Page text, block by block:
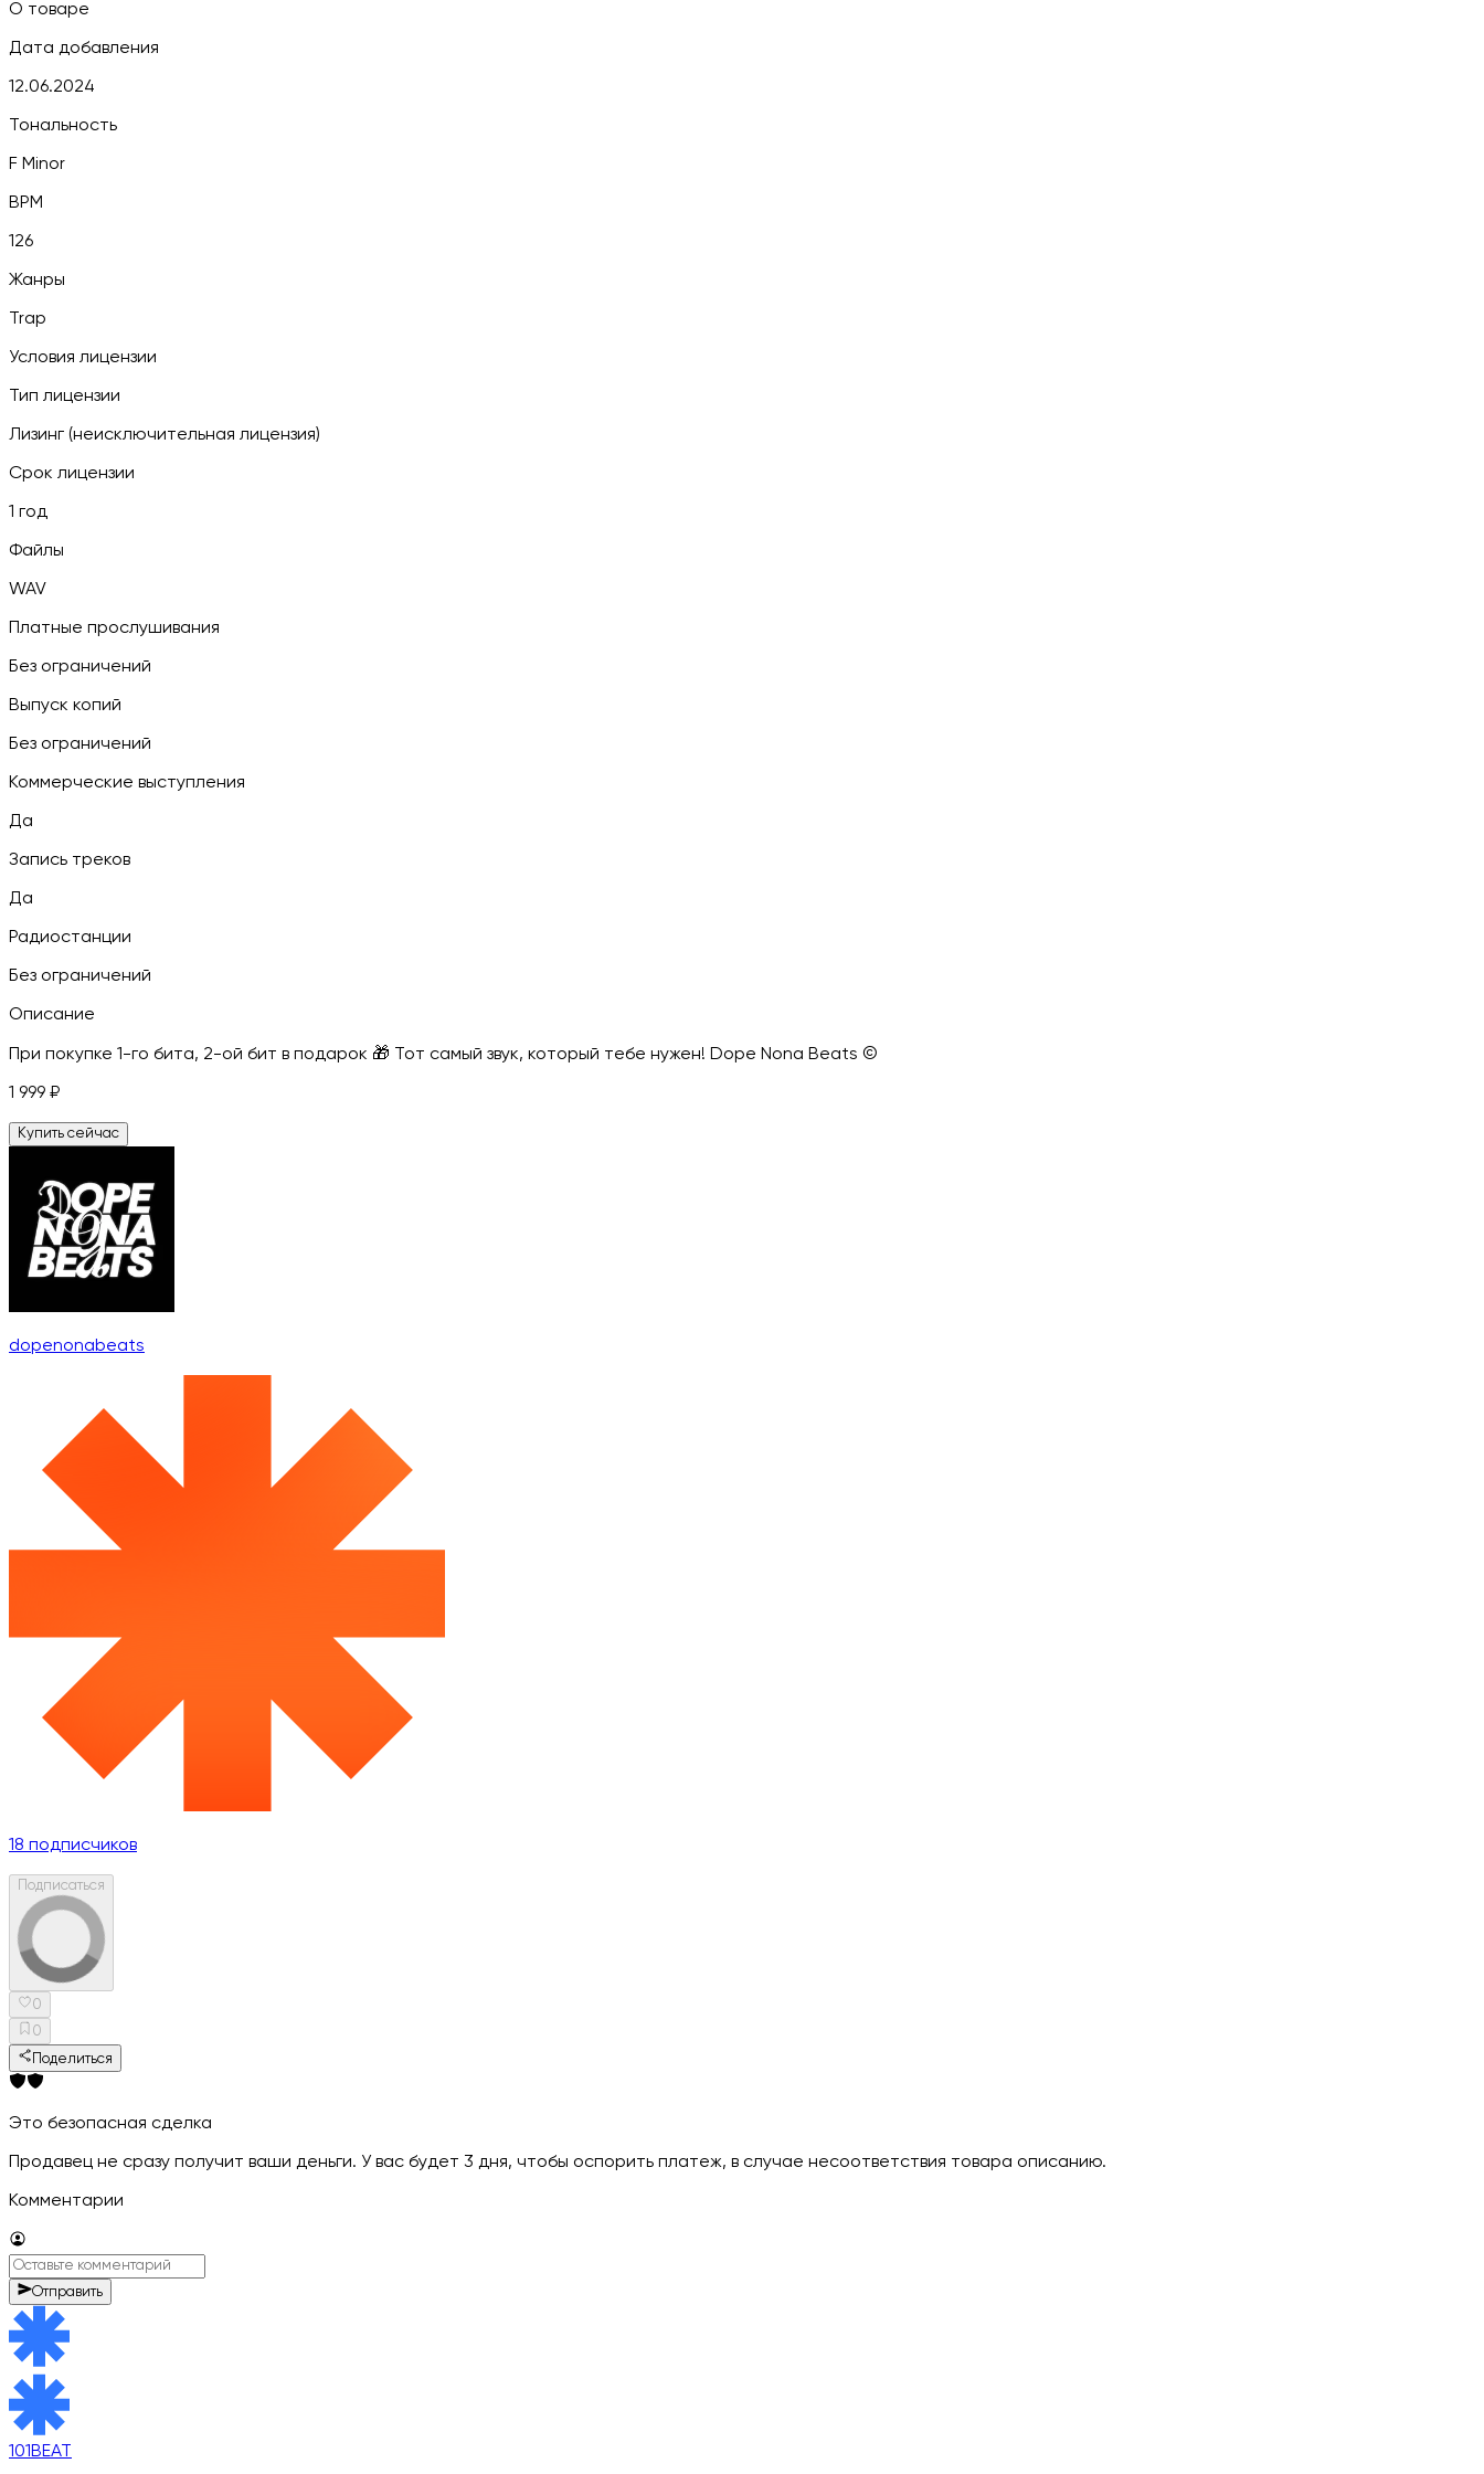
О товаре
Дата добавления
12.06.2024
Тональность
F Minor
BPM
126
Жанры
Trap
Условия лицензии
Тип лицензии
Лизинг (неисключительная лицензия)
Срок лицензии
1 год
Файлы
WAV
Платные прослушивания
Без ограничений
Выпуск копий
Без ограничений
Коммерческие выступления
Да
Запись треков
Да
Радиостанции
Без ограничений
Описание
При покупке 1-го бита, 2-ой бит в подарок 🎁 Тот самый звук, который тебе нужен! Dope Nona Beats ©
1 999 ₽
Купить сейчас
dopenonabeats
18 подписчиков
Подписаться
0
0
Поделиться
Это безопасная сделка
Продавец не сразу получит ваши деньги. У вас будет 3 дня, чтобы оспорить платеж, в случае несоответствия товара описанию.
Комментарии
Отправить
101BEAT